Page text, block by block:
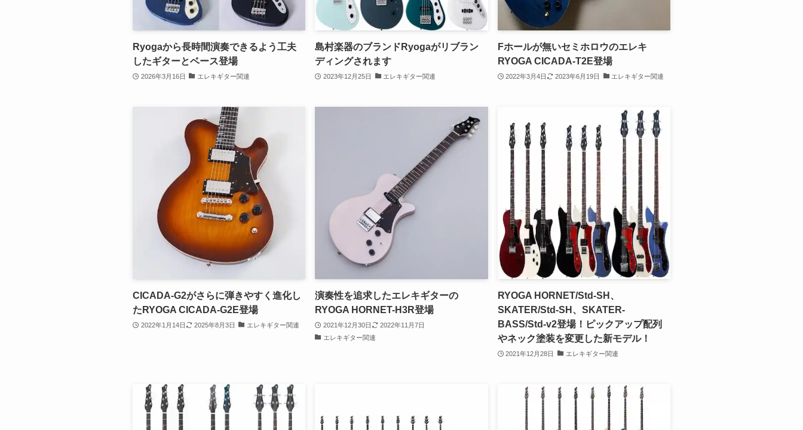
Ryogaから長時間演奏できるよう工夫
したギターとベース登場
2026年3月16日 エレキギター関連
島村楽器のブランドRyogaがリブラン
ディングされます
2023年12月25日 エレキギター関連
Fホールが無いセミホロウのエレキ
RYOGA CICADA-T2E登場
2022年3月4日 2023年6月19日 エレキギター関連
CICADA-G2がさらに弾きやすく進化し
たRYOGA CICADA-G2E登場
2022年1月14日 2025年8月3日 エレキギター関連
演奏性を追求したエレキギターの
RYOGA HORNET-H3R登場
2021年12月30日
2022年11月7日
エレキギター関連
RYOGA HORNET/Std-SH、
SKATER/Std-SH、SKATER-
BASS/Std-v2登場！ピックアップ配列
やネック塗装を変更した新モデル！
2021年12月28日 エレキギター関連